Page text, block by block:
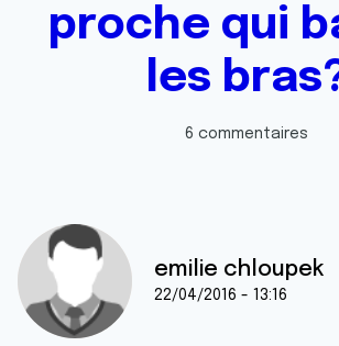
proche qui
les
6 commentaires
emilie chloupek
22/04/2016 - 13:16